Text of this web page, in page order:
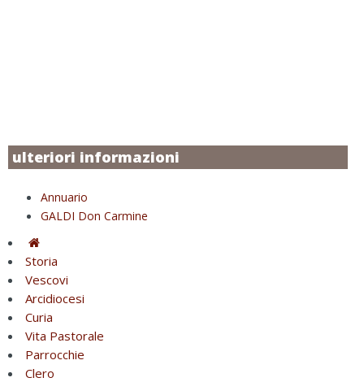
ulteriori informazioni
Annuario
GALDI Don Carmine
Storia
Vescovi
Arcidiocesi
Curia
Vita Pastorale
Parrocchie
Clero